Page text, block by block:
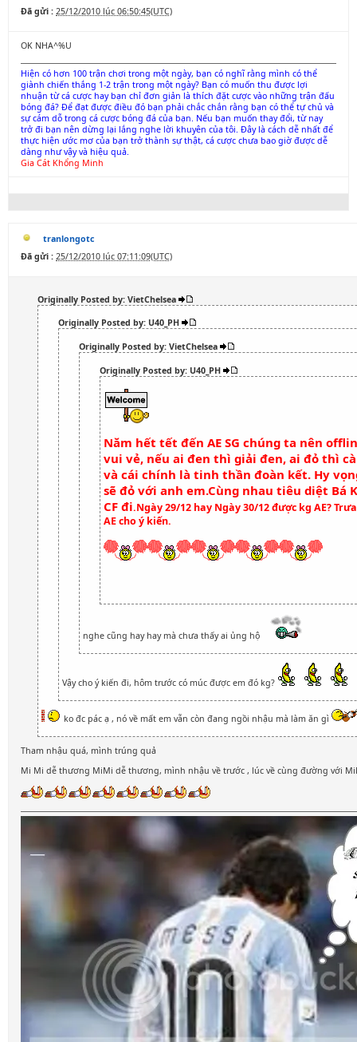
Đã gửi : 25/12/2010 lúc 06:50:45(UTC)
OK NHA^%U
Hiện có hơn 100 trận chơi trong một ngày, bạn có nghĩ rằng mình có thể
giành chiến thắng 1-2 trận trong một ngày? Bạn có muốn thu được lợi
nhuận từ cá cược hay bạn chỉ đơn giản là thích đặt cược vào những trận đấu
bóng đá? Để đạt được điều đó bạn phải chắc chắn rằng bạn có thể tự chủ và
sự cám dỗ trong cá cược bóng đá của bạn. Nếu bạn muốn thay đổi, từ nay
trở đi bạn nên dừng lại lắng nghe lời khuyên của tôi. Đây là cách dễ nhất để
thực hiện ước mơ của bạn trở thành sự thật, cá cược chưa bao giờ được dễ
dàng như vậy và hiệu quả.
Gia Cát Khổng Minh
tranlongotc
Đã gửi : 25/12/2010 lúc 07:11:09(UTC)
Originally Posted by: VietChelsea
Originally Posted by: U40_PH
Originally Posted by: VietChelsea
Originally Posted by: U40_PH
Năm hết tết đến AE SG chúng ta nên
vui vẻ, nếu ai đen thì giải đen, ai đỏ thì
và cái chính là tinh thần đoàn kết. Hy
sẽ đỏ với anh em.Cùng nhau tiêu diệt Bá
CF đi.Ngày 29/12 hay Ngày 30/12 được kg AE?
AE cho ý kiến.
nghe cũng hay hay mà chưa thấy ai ủng hộ
Vậy cho ý kiến đi, hôm trước có múc được em đó kg?
ko đc pác ạ , nó về mất em vẫn còn đang ngồi nhậu mà làm ăn gì
Tham nhậu quá, mình trúng quả
Mi Mi dễ thương MiMi dễ thương, mình nhậu về trước , lúc về cùng đường với